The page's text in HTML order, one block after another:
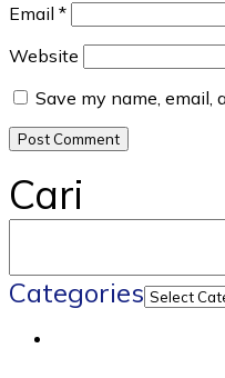
Email *
Website
Save my name,
Cari
Categories